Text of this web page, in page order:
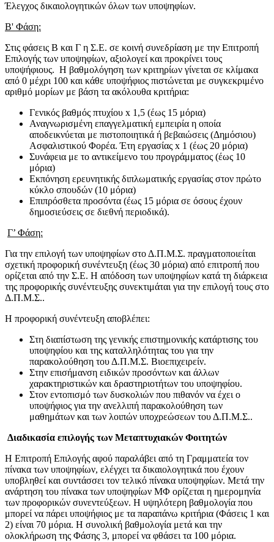
Έλεγχος δικαιολογητικών όλων των υποψηφίων.
Β' Φάση:
Στις φάσεις Β και Γ η Σ.Ε. σε κοινή συνεδρίαση με την Επιτροπή
Επιλογής των υποψηφίων, αξιολογεί και προκρίνει τους
υποψήφιους. Η βαθμολόγηση των κριτηρίων γίνεται σε κλίμακα
από 0 μέχρι 100 και κάθε υποψήφιος πιστώνεται με συγκεκριμένο
αριθμό μορίων με βάση τα ακόλουθα κριτήρια:
Γενικός βαθμός πτυχίου x 1,5 (έως 15 μόρια)
Αναγνωρισμένη επαγγελματική εμπειρία η οποία
αποδεικνύεται με πιστοποιητικά ή βεβαιώσεις (Δημόσιου)
Ασφαλιστικού Φορέα. Έτη εργασίας x 1 (έως 20 μόρια)
Συνάφεια με το αντικείμενο του προγράμματος (έως 10
μόρια)
Εκπόνηση ερευνητικής διπλωματικής εργασίας στον πρώτο
κύκλο σπουδών (10 μόρια)
Επιπρόσθετα προσόντα (έως 15 μόρια σε όσους έχουν
δημοσιεύσεις σε διεθνή περιοδικά).
Γ’ Φάση:
Για την επιλογή των υποψηφίων στο Δ.Π.Μ.Σ. πραγματοποιείται
σχετική προφορική συνέντευξη (έως 30 μόρια) από επιτροπή που
ορίζεται από την Σ.Ε. Η απόδοση των υποψηφίων κατά τη διάρκεια
της προφορικής συνέντευξης συνεκτιμάται για την επιλογή τους στο
Δ.Π.Μ.Σ..
Η προφορική συνέντευξη αποβλέπει:
Στη διαπίστωση της γενικής επιστημονικής κατάρτισης του
υποψηφίου και της καταλληλότητας του για την
παρακολούθηση του Δ.Π.Μ.Σ. Βιοεπιχειρείν.
Στην επισήμανση ειδικών προσόντων και άλλων
χαρακτηριστικών και δραστηριοτήτων του υποψηφίου.
Στον εντοπισμό των δυσκολιών που πιθανόν να έχει ο
υποψήφιος για την ανελλιπή παρακολούθηση των
μαθημάτων και των λοιπών υποχρεώσεων του Δ.Π.Μ.Σ..
Διαδικασία επιλογής των Μεταπτυχιακών Φοιτητών
Η Επιτροπή Επιλογής αφού παραλάβει από τη Γραμματεία τον
πίνακα των υποψηφίων, ελέγχει τα δικαιολογητικά που έχουν
υποβληθεί και συντάσσει τον τελικό πίνακα υποψηφίων. Μετά την
ανάρτηση του πίνακα των υποψηφίων ΜΦ ορίζεται η ημερομηνία
των προφορικών συνεντεύξεων. Η υψηλότερη βαθμολογία που
μπορεί να πάρει υποψήφιος με τα παραπάνω κριτήρια (Φάσεις 1 και
2) είναι 70 μόρια. Η συνολική βαθμολογία μετά και την
ολοκλήρωση της Φάσης 3, μπορεί να φθάσει τα 100 μόρια.